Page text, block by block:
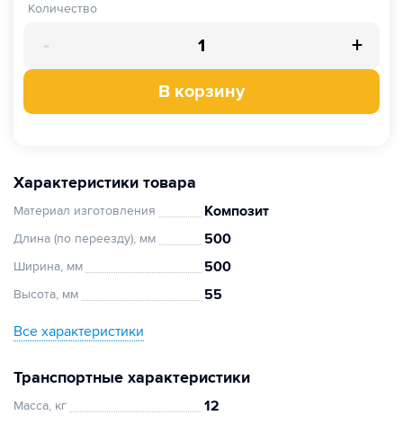
Количество
- +
В корзину
Характеристики товара
Материал изготовления Композит
Длина (по переезду), мм 500
Ширина, мм 500
Высота, мм 55
Все характеристики
Транспортные характеристики
Масса, кг 12